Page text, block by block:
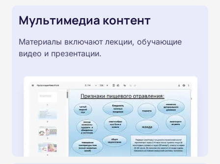
Мультимедиа контент
Материалы включают лекции, обучающие
видео и презентации.